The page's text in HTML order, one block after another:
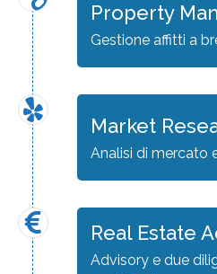
Property
Gestione affitti a
Market
Analisi di mercato
Real Estate
Advisory e due